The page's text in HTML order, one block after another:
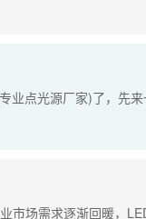
业点光源厂家)了，先
市场需求逐渐回暖，